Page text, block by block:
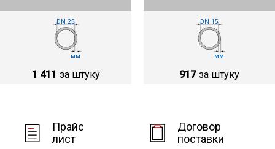
DN 25
мм
1 411 за штуку
DN 15
мм
917 за штуку
Прайс
лист
Договор
поставки